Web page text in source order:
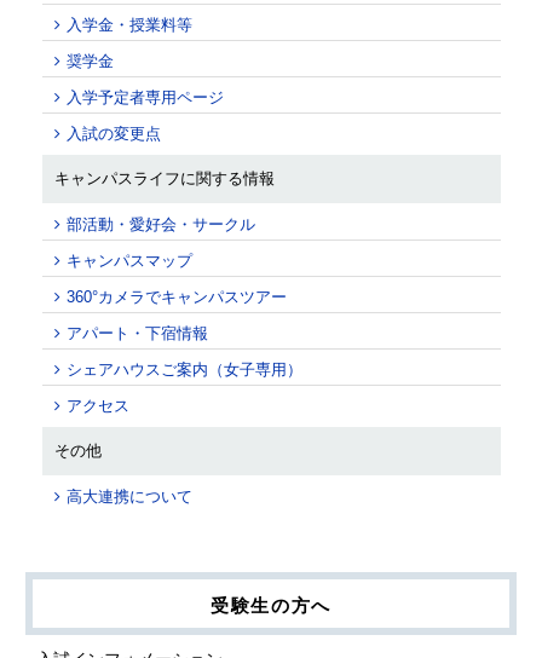
入学金・授業料等
奨学金
入学予定者専用ページ
入試の変更点
キャンパスライフに関する情報
部活動・愛好会・サークル
キャンパスマップ
360°カメラでキャンパスツアー
アパート・下宿情報
シェアハウスご案内（女子専用）
アクセス
その他
高大連携について
受験生の方へ